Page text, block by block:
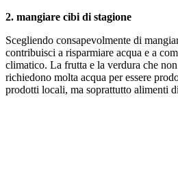
2. mangiare cibi di stagione
Scegliendo consapevolmente di
contribuisci a risparmiare acqua e a
climatico. La frutta e la verdura che
richiedono molta acqua per essere
prodotti locali, ma soprattutto alimenti